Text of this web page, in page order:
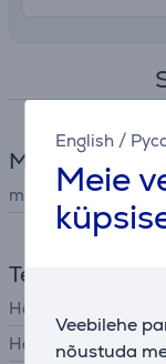
English /
Meie
Veebilehe
nõustuda
Mõõtmed
maht
Temperatuurid
Hoiab külma
Hoiab sooja